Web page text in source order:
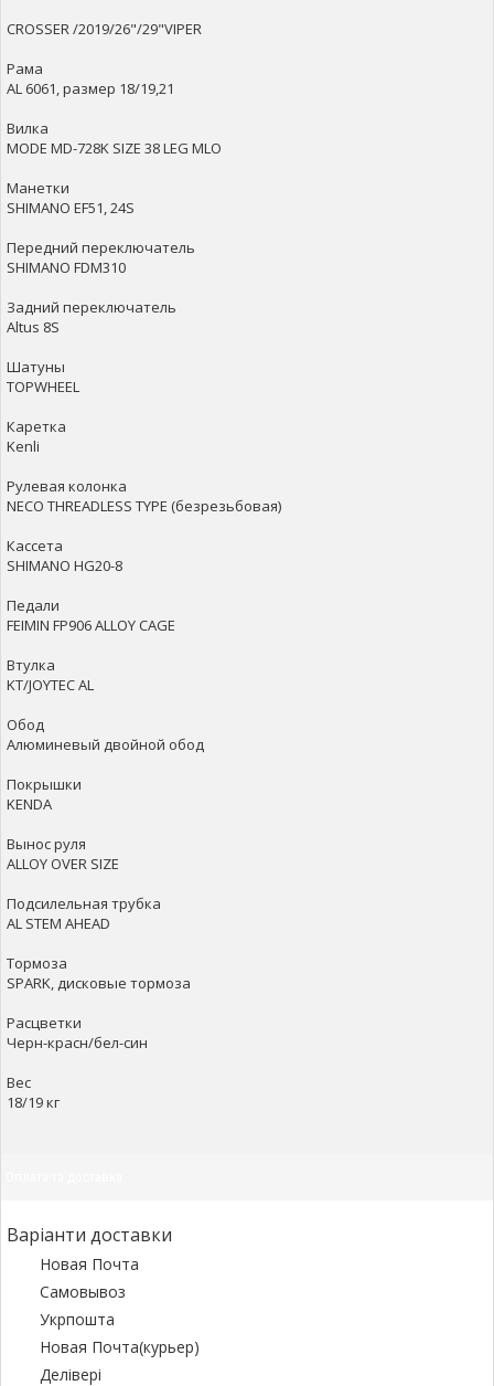
CROSSER /2019/26"/29"VIPER
Рама
AL 6061, размер 18/19,21
Вилка
MODE MD-728K SIZE 38 LEG MLO
Манетки
SHIMANO EF51, 24S
Передний переключатель
SHIMANO FDM310
Задний переключатель
Altus 8S
Шатуны
TOPWHEEL
Каретка
Kenli
Рулевая колонка
NECO THREADLESS TYPE (безрезьбовая)
Кассета
SHIMANO HG20-8
Педали
FEIMIN FP906 ALLOY CAGE
Втулка
KT/JOYTEC AL
Обод
Алюминевый двойной обод
Покрышки
KENDA
Вынос руля
ALLOY OVER SIZE
Подсилельная трубка
AL STEM AHEAD
Тормоза
SPARK, дисковые тормоза
Расцветки
Черн-красн/бел-син
Вес
18/19 кг
Варіанти доставки
Новая Почта
Самовывоз
Укрпошта
Новая Почта(курьер)
Делівері